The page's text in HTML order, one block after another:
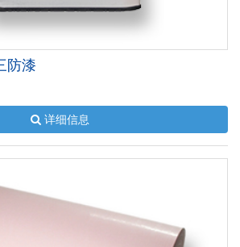
防漆
详细信息